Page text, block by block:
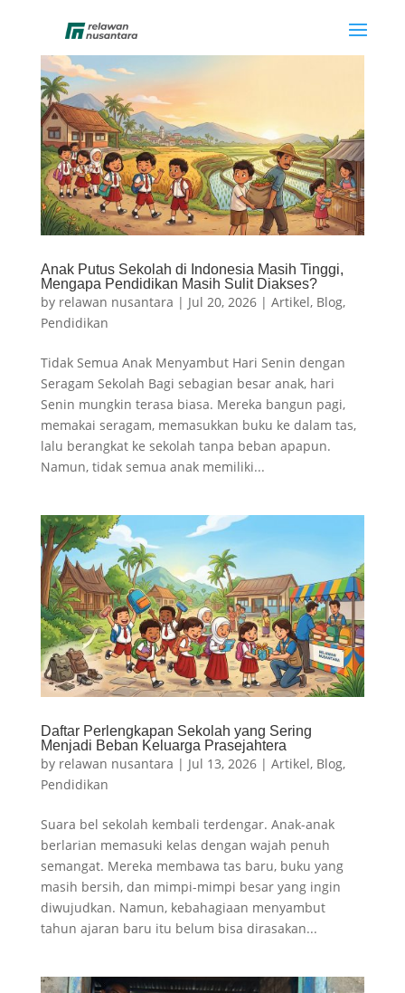
Anak Putus Sekolah di Indonesia Masih Tinggi,
Mengapa Pendidikan Masih Sulit Diakses?
by relawan nusantara | Jul 20, 2026| Artikel, Blog,
Pendidikan
Tidak Semua Anak Menyambut Hari Senin dengan
Seragam Sekolah Bagi sebagian besar anak, hari
Senin mungkin terasa biasa. Mereka bangun pagi,
memakai seragam, memasukkan buku ke dalam tas,
lalu berangkat ke sekolah tanpa beban apapun.
Namun, tidak semua anak memiliki...
Daftar Perlengkapan Sekolah yang Sering
Menjadi Beban Keluarga Prasejahtera
by relawan nusantara | Jul 13, 2026| Artikel, Blog,
Pendidikan
Suara bel sekolah kembali terdengar. Anak-anak
berlarian memasuki kelas dengan wajah penuh
semangat. Mereka membawa tas baru, buku yang
masih bersih, dan mimpi-mimpi besar yang ingin
diwujudkan. Namun, kebahagiaan menyambut
tahun ajaran baru itu belum bisa dirasakan...